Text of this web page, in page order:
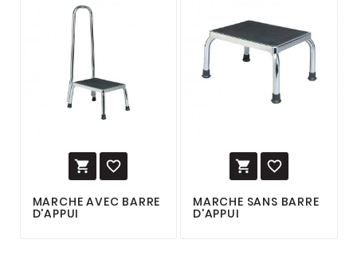
 
MARCHE AVEC BARRE
D'APPUI
 
MARCHE SANS BARRE
D'APPUI